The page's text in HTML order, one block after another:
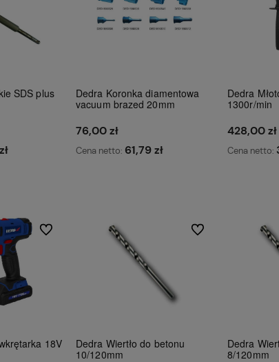
Działamy od 2002 roku, mamy więc
20 lat doświadczenia na polskim
Wszystkie nasze
SDS plus
Dedra Koronka diamentowa
vacuum brazed 20mm
76,00 zł
Cena netto: 61,79 zł
Dedra
1300r/min
428,00 zł
Cena netto:
18V
Do ulubionych
Dedra Wiertło do betonu
10/120mm
Do ulubionych
Dedra
8/120mm